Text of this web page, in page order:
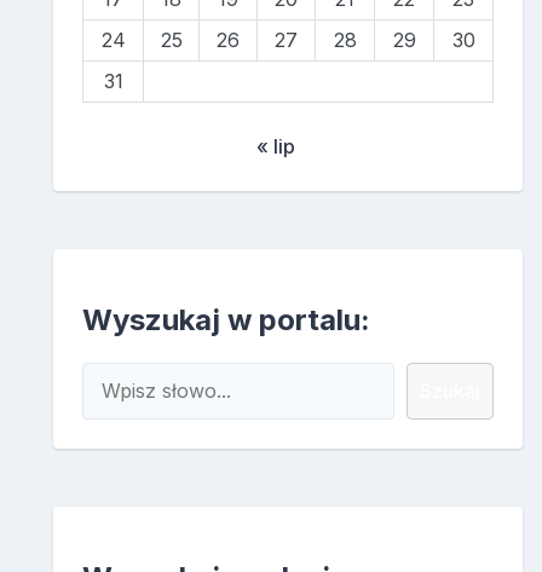
24
25 26 27 28 29
30
31
« lip
Wyszukaj w portalu: